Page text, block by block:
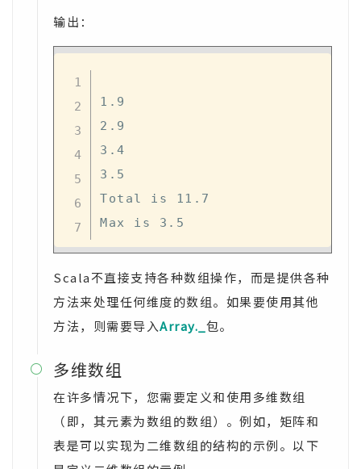
输出：
1.9
2.9
3.4
3.5
Total is 11.7
Scala不直接支持各种数组操作，而是提供各种
方法来处理任何维度的数组。如果要使用其他
方法，则需要导入Array._ 包。
 多维数组
在许多情况下，您需要定义和使用多维数组
（即，其元素为数组的数组）。例如，矩阵和
表是可以实现为二维数组的结构的示例。以下